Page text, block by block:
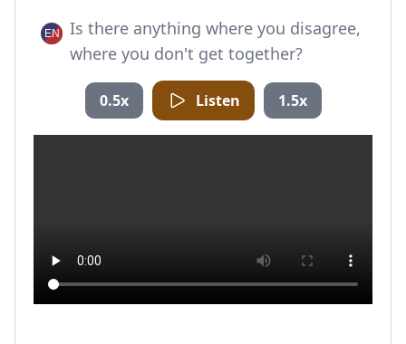
Is there anything where you disagree,
where you don't get together?
0.5x Listen 1.5x